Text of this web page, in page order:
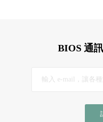
BIOS 通